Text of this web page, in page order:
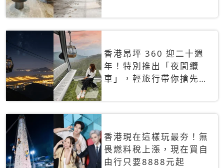
香港昂坪 360 迎二十週
年！特別推出「夜間纜
車」，輕旅行帶你搶先揭
香港現在這樣玩最夯！無
畏燃料稅上漲，現在買自
由行只要8888元起